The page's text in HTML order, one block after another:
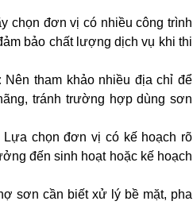
chọn đơn vị có nhiều công trình
bảo chất lượng dịch vụ khi thi
Nên tham khảo nhiều địa chỉ để
tránh trường hợp dùng sơn
Lựa chọn đơn vị có kế hoạch rõ
đến sinh hoạt hoặc kế hoạch
sơn cần biết xử lý bề mặt, pha